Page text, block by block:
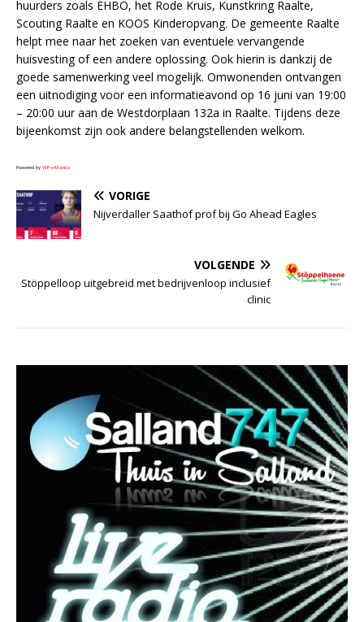
huurders zoals EHBO, het Rode Kruis, Kunstkring Raalte,
Scouting Raalte en KOOS Kinderopvang. De gemeente Raalte
helpt mee naar het zoeken van eventuele vervangende
huisvesting of een andere oplossing. Ook hierin is dankzij de
goede samenwerking veel mogelijk. Omwonenden ontvangen
een uitnodiging voor een informatieavond op 16 juni van 19:00
– 20:00 uur aan de Westdorplaan 132a in Raalte. Tijdens deze
bijeenkomst zijn ook andere belangstellenden welkom.
Powered by WPeMatico
VORIGE
Nijverdaller Saathof prof bij Go Ahead Eagles
VOLGENDE
Stöppelloop uitgebreid met bedrijvenloop inclusief
clinic